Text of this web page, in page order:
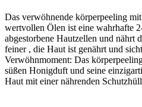
Das verwöhnende körperpeeling
wertvollen Ölen ist eine wahrhafte
abgestorbene Hautzellen und
feiner , die Haut ist genährt und
Verwöhnmoment: Das
süßen Honigduft und seine
Haut mit einer nährenden